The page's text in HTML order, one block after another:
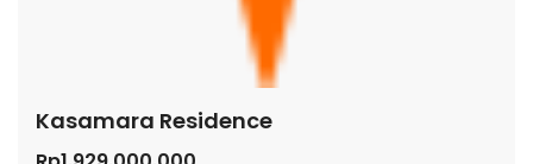
Kasamara Residence